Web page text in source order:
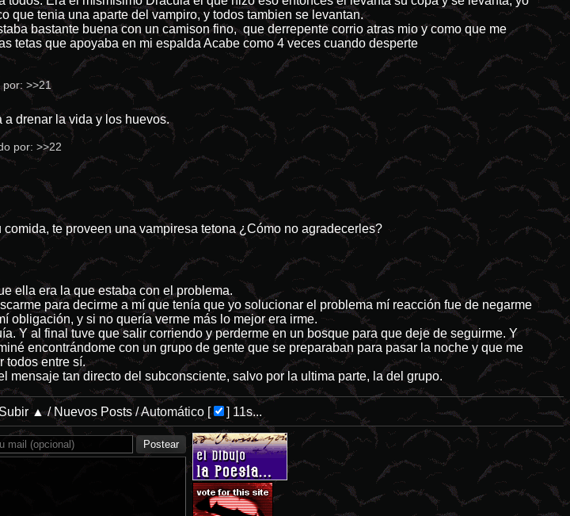
que tenia una aparte del vampiro, y todos tambien se levantan.
bastante buena con un camison fino, que derrepente corrio atras mio y como que me
tetas que apoyaba en mi espalda Acabe como 4 veces cuando desperte
por:>>21
drenar la vida y los huevos.
por:>>22
te proveen una vampiresa tetona ¿Cómo no agradecerles?
ella era la que estaba con el problema.
para decirme a mí que tenía que yo solucionar el problema mí reacción fue de negarme
obligación, y si no quería verme más lo mejor era irme.
Y al final tuve que salir corriendo y perderme en un bosque para que deje de seguirme. Y
encontrándome con un grupo de gente que se preparaban para pasar la noche y que me
todos entre sí.
mensaje tan directo del subconsciente, salvo por la ultima parte, la del grupo.
▲/ Nuevos Posts/Automático[ ] 10s...